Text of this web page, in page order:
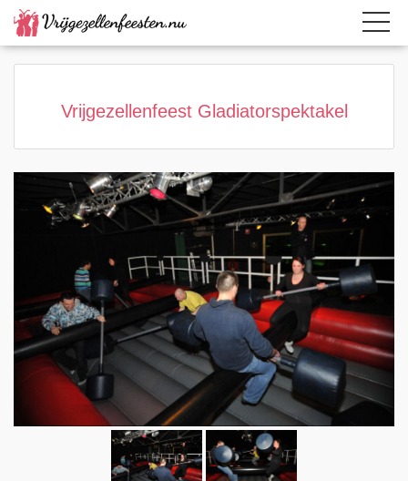
Home Category Page active
Vrijgezellenfeest Gladiatorspektakel